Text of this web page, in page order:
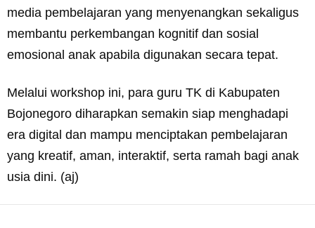
media pembelajaran yang menyenangkan sekaligus
membantu perkembangan kognitif dan sosial
emosional anak apabila digunakan secara tepat.
Melalui workshop ini, para guru TK di Kabupaten
Bojonegoro diharapkan semakin siap menghadapi
era digital dan mampu menciptakan pembelajaran
yang kreatif, aman, interaktif, serta ramah bagi anak
usia dini. (aj)